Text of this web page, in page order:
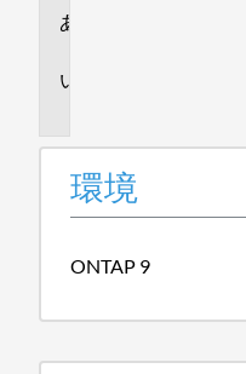
環境
ONTAP 9